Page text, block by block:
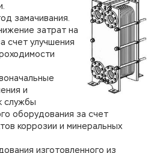
замачивания.
затрат на
счет улучшения
и
службы
оборудования за счет
коррозии и минеральных
изготовленного из